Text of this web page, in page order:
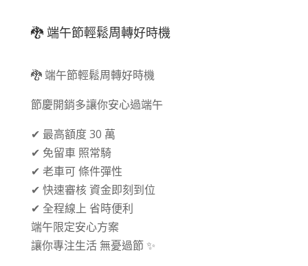
🐉 端午節輕鬆周轉好時機
🐉 端午節輕鬆周轉好時機
節慶開銷多讓你安心過端午
✔ 最高額度 30 萬
✔ 免留車 照常騎
✔ 老車可 條件彈性
✔ 快速審核 資金即刻到位
✔ 全程線上 省時便利
端午限定安心方案
讓你專注生活 無憂過節 ✨